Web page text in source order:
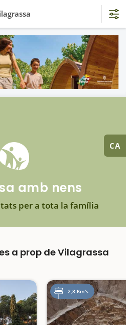
CA
amb nens
per a tota la família
a prop de Vilagrassa
2,8 Km's